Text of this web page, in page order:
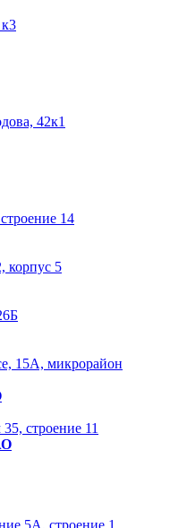
42к1
14
корпус 5
15А, микрорайон
строение 11